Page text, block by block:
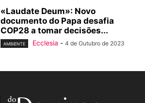
«Laudate Deum»: Novo
documento do Papa desafia
COP28 a tomar decisões...
AMBIENTE Ecclesia - 4 de Outubro de 2023